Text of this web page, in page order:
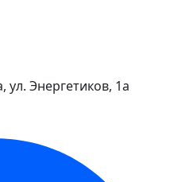
ул. Энергетиков, 1а